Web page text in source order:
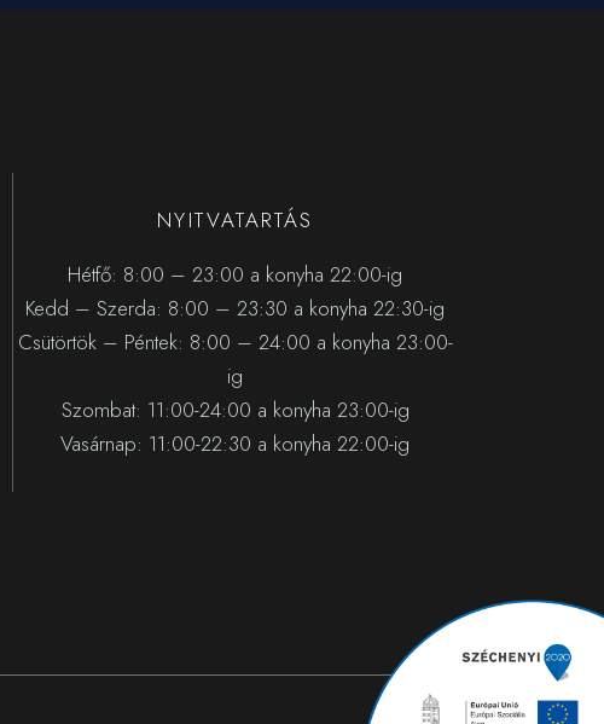
NYITVATARTÁS
Hétfő: 8:00 – 23:00 a konyha 22:00-ig
Kedd – Szerda: 8:00 – 23:30 a konyha 22:30-ig
Csütörtök – Péntek: 8:00 – 24:00 a konyha 23:00-
ig
Szombat: 11:00-24:00 a konyha 23:00-ig
Vasárnap: 11:00-22:30 a konyha 22:00-ig